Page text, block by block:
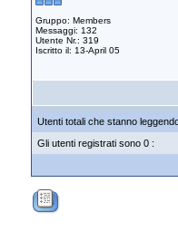
Gruppo: Members
Messaggi: 132
Utente Nr.: 319
Iscritto il: 13-April 05
Utenti totali che stanno
Gli utenti registrati sono 0 :